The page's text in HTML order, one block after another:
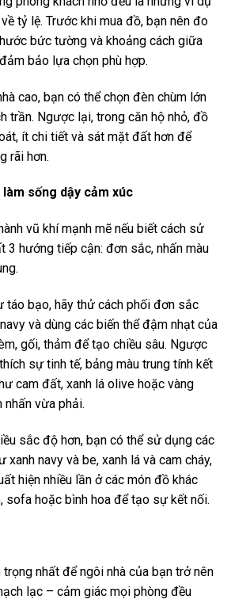
tỷ lệ. Trước khi mua đồ, bạn nên đo
bức tường và khoảng cách giữa
bảo lựa chọn phù hợp.
cao, bạn có thể chọn đèn chùm lớn
trần. Ngược lại, trong căn hộ nhỏ, đồ
ít chi tiết và sát mặt đất hơn để
rãi hơn.
sống dậy cảm xúc
vũ khí mạnh mẽ nếu biết cách sử
3 hướng tiếp cận: đơn sắc, nhấn màu
táo bạo, hãy thử cách phối đơn sắc
và dùng các biến thể đậm nhạt của
gối, thảm để tạo chiều sâu. Ngược
sự tinh tế, bảng màu trung tính kết
cam đất, xanh lá olive hoặc vàng
vừa phải.
sắc độ hơn, bạn có thể sử dụng các
xanh navy và be, xanh lá và cam cháy,
hiện nhiều lần ở các món đồ khác
sofa hoặc bình hoa để tạo sự kết nối.
trọng nhất để ngôi nhà của bạn trở nên
lạc – cảm giác mọi phòng đều